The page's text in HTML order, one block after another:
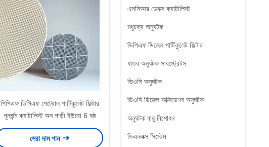
এসসিআর ডেনক্স ক্যাটালিস্ট
মধুচক্র অনুঘটক
ডিপিএফ ডিজেল পার্টিকুলেট ফিল্টার
ধাতব অনুঘটক সাবস্ট্রেটস
ভিওসি অনুঘটক
ডিওসি ডিজেল অক্সিডেশন অনুঘটক
অনুঘটক বায়ু বিশোধন
ডিএনএক্স সিস্টেম
পিপিএফ ডিপিএফ পেট্রোল পার্টিকুলেট ফিল্টার
পুনর্জন্ম ক্যাটালিস্ট অন গাড়ী ইউরো 6 ষষ্ঠ
সেরা দাম পান